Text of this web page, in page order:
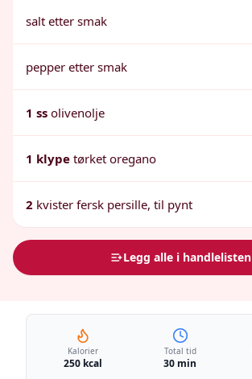
salt etter smak
pepper etter smak
1 ss olivenolje
1 klype tørket oregano
2 kvister fersk persille, til pynt
Legg alle i handlelisten
Kalorier
250 kcal
Total tid
30 min